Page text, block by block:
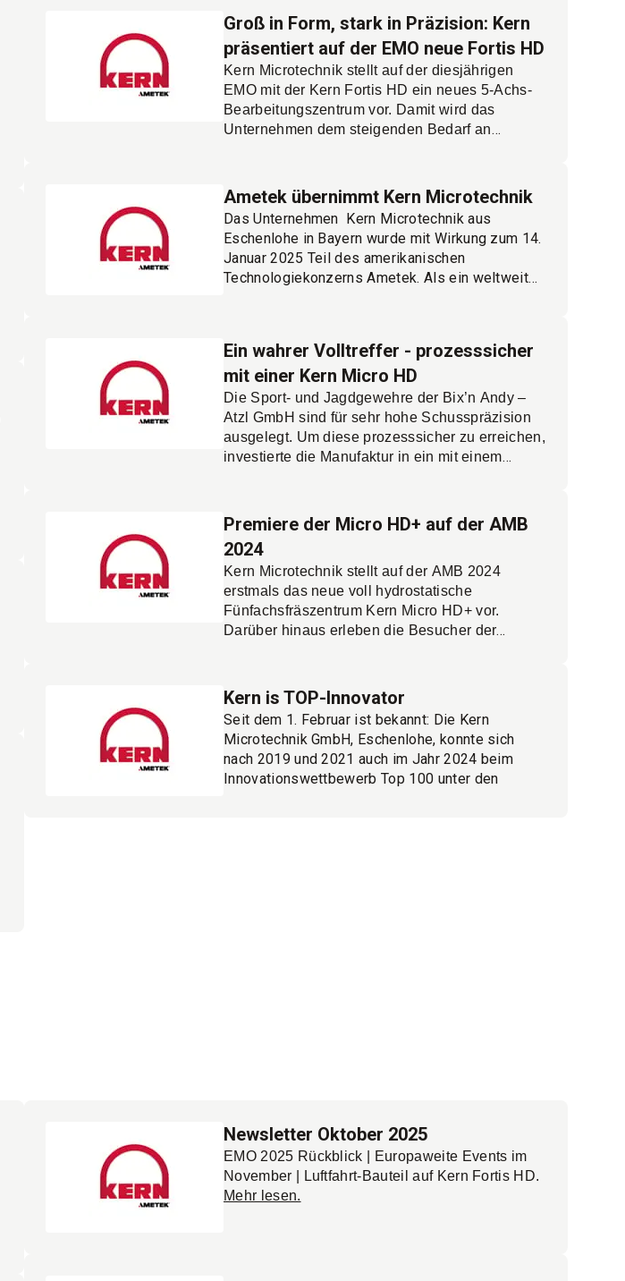
Groß in Form, stark in Präzision: Kern
präsentiert auf der EMO neue Fortis HD
Kern Microtechnik stellt auf der diesjährigen
EMO mit der Kern Fortis HD ein neues 5-Achs-
Bearbeitungszentrum vor. Damit wird das
Unternehmen dem steigenden Bedarf an
12, Stand D16 live erleben. Außerdem
präsentiert Kern eine für die Serienfertigung
ausgelegte Micro HD+ und das
Laserbearbeitungszentrum Femto E3. Mehr
lesen.
Ametek übernimmt Kern Microtechnik
Das Unternehmen Kern Microtechnik aus
Eschenlohe in Bayern wurde mit Wirkung zum 14.
Januar 2025 Teil des amerikanischen
Technologiekonzerns Ametek. Als ein weltweit
kapitalstarke Unternehmen eine gute Basis, um
die vielen Ideen von Kern Wirklichkeit werden zu
lassen, heißt es aus dem Unternehmen.Mehr
lesen.
Ein wahrer Volltreffer - prozesssicher
mit einer Kern Micro HD
Die Sport- und Jagdgewehre der Bix’n Andy –
Atzl GmbH sind für sehr hohe Schusspräzision
ausgelegt. Um diese prozesssicher zu erreichen,
investierte die Manufaktur in ein mit einem
Micro HD
Mehr lesen.
Premiere der Micro HD+ auf der AMB
2024
Kern Microtechnik stellt auf der AMB 2024
erstmals das neue voll hydrostatische
Fünfachsfräszentrum Kern Micro HD+ vor.
Darüber hinaus erleben die Besucher der
eine automatisierte Kern Micro HD in Aktion.
Wer die Kern Micro HD kennt und weiß, wie
präzise und schnell dieses High-end-
Bearbeitungszentrum arbeitet, kann sich kaum
vorstellen, was daran zu verbessern wäre. Den
Entwicklern der Kern Microtechnik GmbH,
Kern is TOP-Innovator
Seit dem 1. Februar ist bekannt: Die Kern
Microtechnik GmbH, Eschenlohe, konnte sich
nach 2019 und 2021 auch im Jahr 2024 beim
Innovationswettbewerb Top 100 unter den
Newsletter Oktober 2025
EMO 2025 Rückblick | Europaweite Events im
November | Luftfahrt-Bauteil auf Kern Fortis HD.
Mehr lesen.